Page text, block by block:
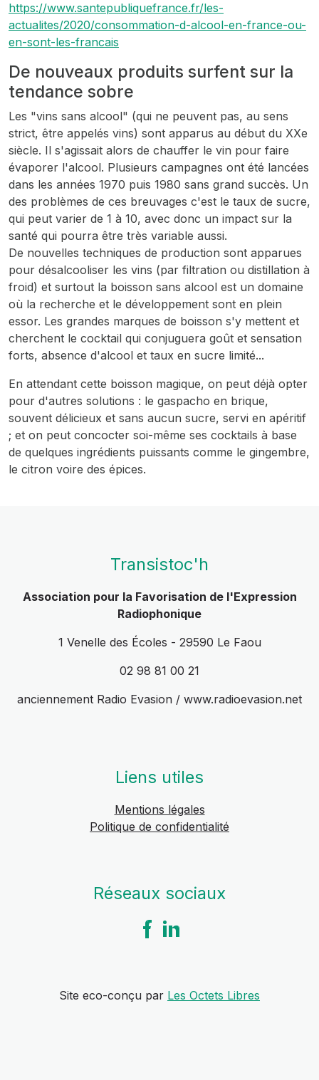
https://www.santepubliquefrance.fr/les-
actualites/2020/consommation-d-alcool-en-france-ou-
en-sont-les-francais
De nouveaux produits surfent sur la
tendance sobre
Les "vins sans alcool" (qui ne peuvent pas, au sens
strict, être appelés vins) sont apparus au début du XXe
siècle. Il s'agissait alors de chauffer le vin pour faire
évaporer l'alcool. Plusieurs campagnes ont été lancées
dans les années 1970 puis 1980 sans grand succès. Un
des problèmes de ces breuvages c'est le taux de sucre,
qui peut varier de 1 à 10, avec donc un impact sur la
santé qui pourra être très variable aussi.
De nouvelles techniques de production sont apparues
pour désalcooliser les vins (par filtration ou distillation à
froid) et surtout la boisson sans alcool est un domaine
où la recherche et le développement sont en plein
essor. Les grandes marques de boisson s'y mettent et
cherchent le cocktail qui conjuguera goût et sensation
forts, absence d'alcool et taux en sucre limité...
En attendant cette boisson magique, on peut déjà opter
pour d'autres solutions : le gaspacho en brique,
souvent délicieux et sans aucun sucre, servi en apéritif
; et on peut concocter soi-même ses cocktails à base
de quelques ingrédients puissants comme le gingembre,
le citron voire des épices.
Transistoc'h
Association pour la Favorisation de l'Expression
Radiophonique
1 Venelle des Écoles - 29590 Le Faou
02 98 81 00 21
anciennement Radio Evasion / www.radioevasion.net
Liens utiles
Mentions légales
Politique de confidentialité
Réseaux sociaux
Site eco-conçu par Les Octets Libres